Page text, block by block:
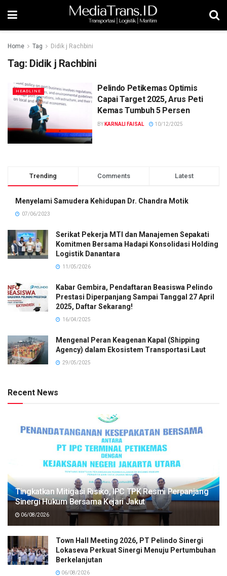
Home Tag Didik j Rachbini
Tag: Didik j Rachbini
HEADLINE
Pelindo Petikemas Optimis
Capai Target 2025, Arus Peti
Kemas Tumbuh 5 Persen
BY KARNALI FAISAL 10/12/2025
Trending Comments Latest
Menyelami Samudera Kehidupan Dr. Chandra Motik
07/06/2023
Serikat Pekerja MTI dan Manajemen Sepakati
Komitmen Bersama Hadapi Konsolidasi Holding
Logistik Danantara
11/05/2026
Kabar Gembira, Pendaftaran Beasiswa Pelindo
Prestasi Diperpanjang Sampai Tanggal 27 April
2025, Daftar Sekarang!
16/04/2025
Mengenal Peran Keagenan Kapal (Shipping
Agency) dalam Ekosistem Transportasi Laut
29/05/2025
Recent News
Tingkatkan Mitigasi Risiko, IPC TPK Resmi Perpanjang
Sinergi Hukum Bersama Kejari Jakut
06/08/2026
Town Hall Meeting 2026, PT Pelindo Sinergi
Lokaseva Perkuat Sinergi Menuju Pertumbuhan
Berkelanjutan
06/08/2026